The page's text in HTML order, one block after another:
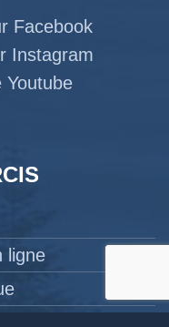
Facebook
Instagram
Youtube
ligne